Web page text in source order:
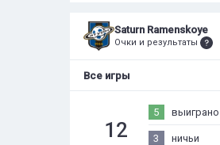
Saturn Ramenskoye
Очки и результаты
Все игры
12
5 выиграно
3 ничьи